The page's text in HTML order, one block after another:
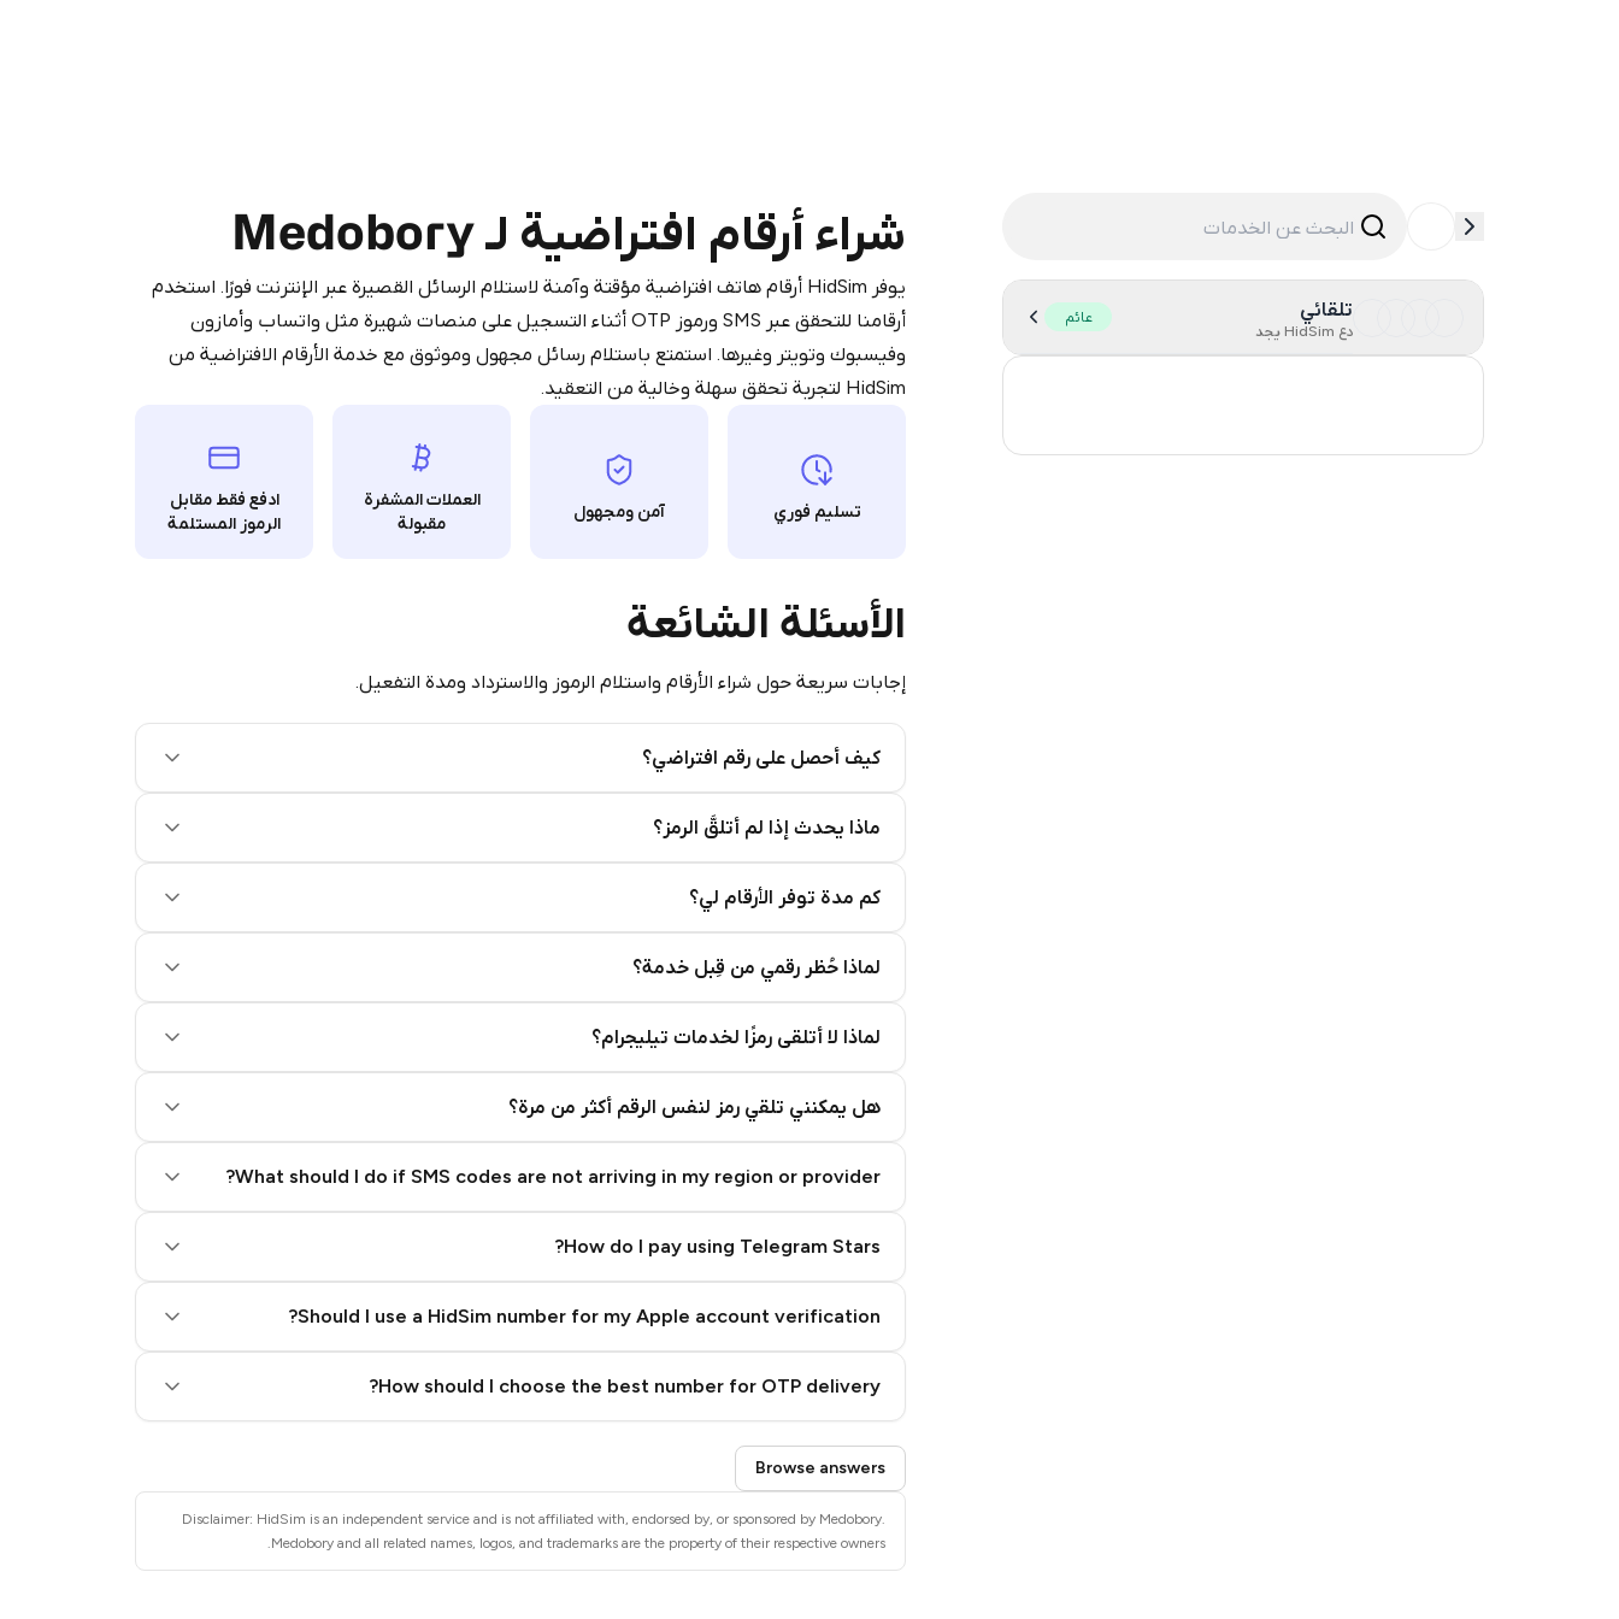
تلقائي
دع HidSim يجد
عائم
شراء أرقام افتراضية لـ Medobory
يوفر HidSim أرقام هاتف افتراضية مؤقتة وآمنة لاستلام الرسائل القصيرة عبر الإنترنت فورًا. استخدم
أرقامنا للتحقق عبر SMS ورموز OTP أثناء التسجيل على منصات شهيرة مثل واتساب وأمازون
وفيسبوك وتويتر وغيرها. استمتع باستلام رسائل مجهول وموثوق مع خدمة الأرقام الافتراضية من
HidSim لتجربة تحقق سهلة وخالية من التعقيد.
تسليم فوري آمن ومجهول
العملات المشفرة
مقبولة
ادفع فقط مقابل
الرموز المستلمة
الأسئلة الشائعة
إجابات سريعة حول شراء الأرقام واستلام الرموز والاسترداد ومدة التفعيل.
كيف أحصل على رقم افتراضي؟
ماذا يحدث إذا لم أتلقَّ الرمز؟
كم مدة توفر الأرقام لي؟
لماذا حُظر رقمي من قِبل خدمة؟
لماذا لا أتلقى رمزًا لخدمات تيليجرام؟
هل يمكنني تلقي رمز لنفس الرقم أكثر من مرة؟
What should I do if SMS codes are not arriving in my region or provider?
How do I pay using Telegram Stars?
You purchase Stars via the official
@PremiumBot
in Telegram using your card (or
Google Pay, Apple Pay, or other supported methods).
You use those Stars to pay our bot and complete the HidSim credit purchase.
Step 1: Create the order on HidSim
Pay with Telegram
Step 3: Pay our bot with Stars
Should I use a HidSim number for my Apple account verification?
How should I choose the best number for OTP delivery?
Quality High To Low
Browse answers
Disclaimer: HidSim is an independent service and is not affiliated with, endorsed by, or sponsored by Medobory.
Medobory and all related names, logos, and trademarks are the property of their respective owners.